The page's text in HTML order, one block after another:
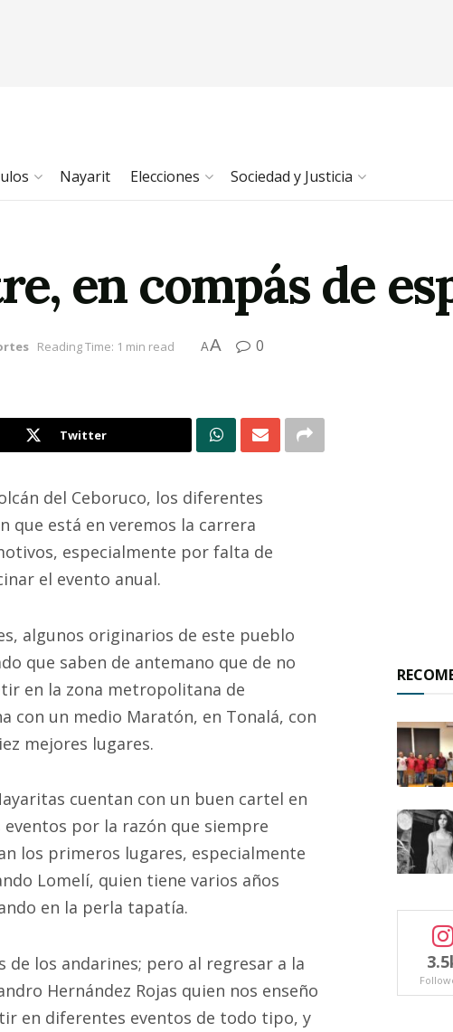
Nayarit Elecciones Sociedad y Justicia
en compás de
Reading Time: 1 min read AA 0
Twitter
del Ceboruco, los diferentes
está en veremos la carrera
especialmente por falta de
el evento anual.
algunos originarios de este pueblo
que saben de antemano que de no
en la zona metropolitana de
con un medio Maratón, en Tonalá, con
mejores lugares.
cuentan con un buen cartel en
eventos por la razón que siempre
los primeros lugares, especialmente
Lomelí, quien tiene varios años
en la perla tapatía.
los andarines; pero al regresar a la
Hernández Rojas quien nos enseño
en diferentes eventos de todo tipo, y